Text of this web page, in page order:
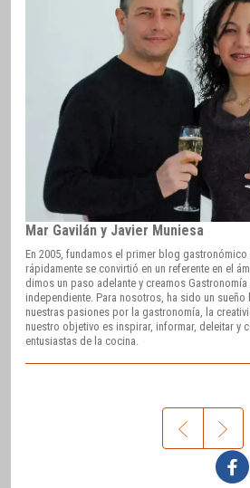
Mar Gavilán y Javier Muniesa
En 2005, fundamos el primer blog
rápidamente se convirtió en un referente en el
dimos un paso adelante y creamos Gastronomía
independiente. Para nosotros, ha sido un
nuestras pasiones por la gastronomía, la
nuestro objetivo es inspirar, informar, deleitar y
entusiastas de la cocina.